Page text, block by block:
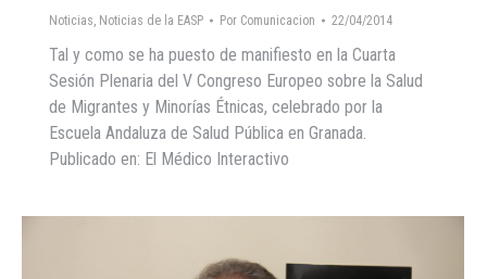
Noticias, Noticias de la EASP Por Comunicacion 22/04/2014
Tal y como se ha puesto de manifiesto en la Cuarta
Sesión Plenaria del V Congreso Europeo sobre la Salud
de Migrantes y Minorías Étnicas, celebrado por la
Escuela Andaluza de Salud Pública en Granada.
Publicado en: El Médico Interactivo